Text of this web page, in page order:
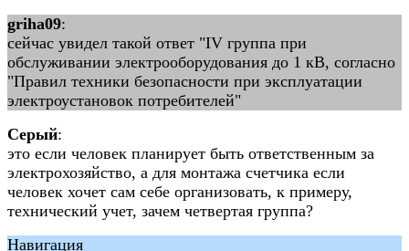
griha09:
сейчас увидел такой ответ "IV группа при
обслуживании электрооборудования до 1 кВ, согласно
"Правил техники безопасности при эксплуатации
электроустановок потребителей"
Серый:
это если человек планирует быть ответственным за
электрохозяйство, а для монтажа счетчика если
человек хочет сам себе организовать, к примеру,
технический учет, зачем четвертая группа?
Навигация